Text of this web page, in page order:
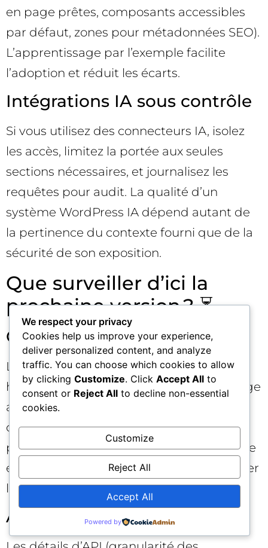
en page prêtes, composants accessibles
par défaut, zones pour métadonnées SEO).
L’apprentissage par l’exemple facilite
l’adoption et réduit les écarts.
Intégrations IA sous contrôle
Si vous utilisez des connecteurs IA, isolez
les accès, limitez la portée aux seules
sections nécessaires, et journalisez les
requêtes pour audit. La qualité d’un
système WordPress IA dépend autant de
la pertinence du contexte fourni que de la
sécurité de son exposition.
Que surveiller d’ici la
prochaine version ? ⏳
Clarté du positionnement
Le projet doit affirmer s’il priorise l’usage
humain, l’usage agent, ou un double usage
assumé. Chacun implique des arbitrages
d’UX, de schéma de données et de
permissions. Une feuille de route publique
et des cas d’usage illustrés aideront à lever
les ambiguïtés.
API et confidentialité
We respect your privacy
Cookies help us improve your experience,
deliver personalized content, and analyze
traffic. You can choose which cookies to allow
by clicking Customize. Click Accept All to
consent or Reject All to decline non-essential
cookies.
Customize
Reject All
Accept All
Powered by